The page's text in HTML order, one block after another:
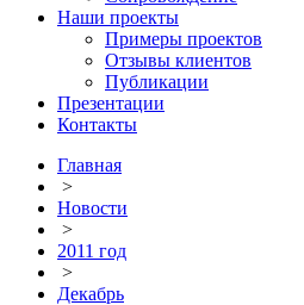
Наши проекты
Примеры проектов
Отзывы клиентов
Публикации
Презентации
Контакты
Главная
>
Новости
>
2011 год
>
Декабрь